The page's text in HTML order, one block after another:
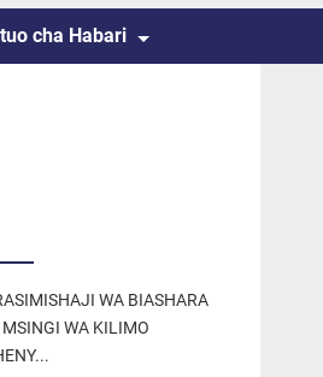
cha Habari
WA BIASHARA
MSINGI WA KILIMO